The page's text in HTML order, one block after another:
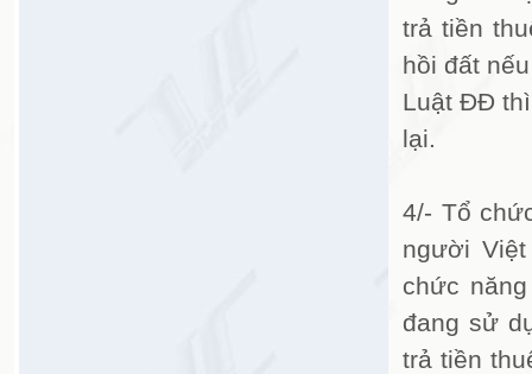
trả tiền
hồi đất
Luật ĐĐ
lại.
4/- Tổ
người
chức
đang sử
trả tiền